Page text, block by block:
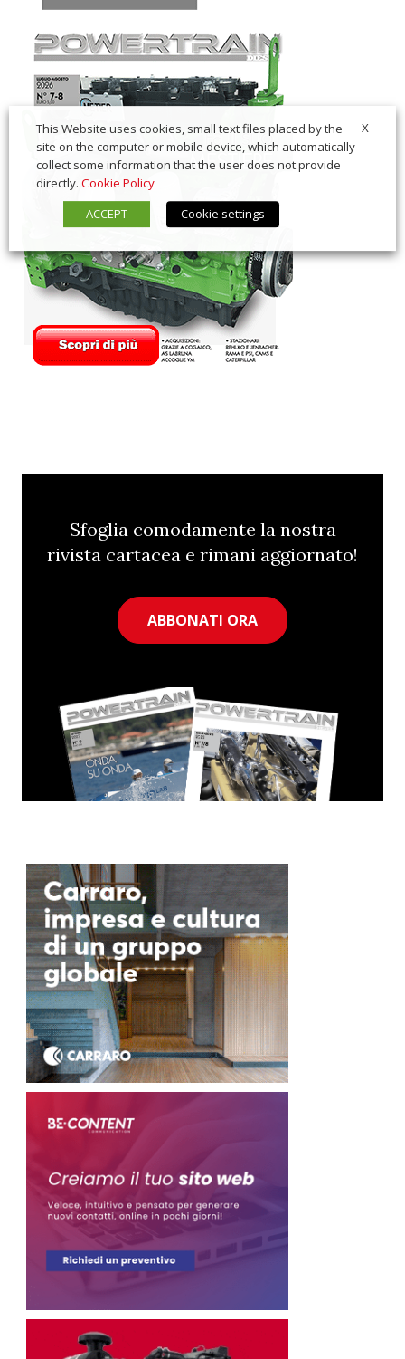
Sfoglia comodamente la nostra
rivista cartacea e rimani aggiornato!
ABBONATI ORA
X
This Website uses cookies, small text files placed by the
site on the computer or mobile device, which automatically
collect some information that the user does not provide
directly. Cookie Policy
ACCEPT
Cookie settings